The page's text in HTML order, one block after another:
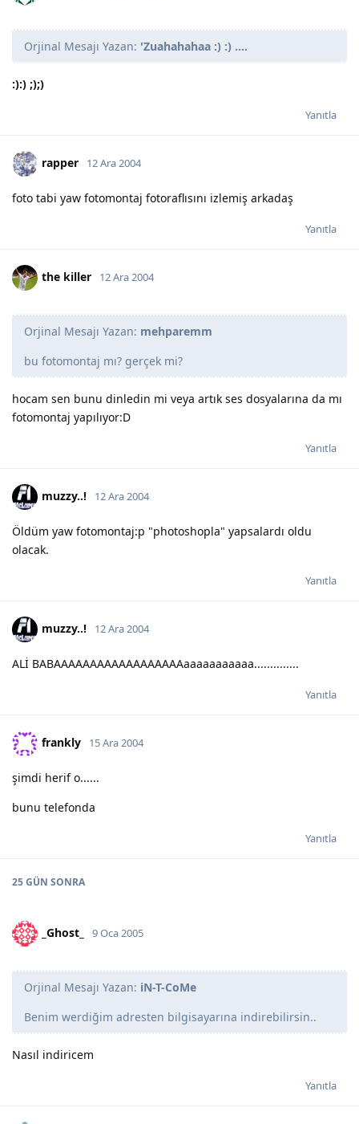
Orjinal Mesajı Yazan: 'Zuahahahaa :) :) ....
:):) ;);)
Yanıtla
rapper 12 Ara 2004
foto tabi yaw fotomontaj fotoraflısını izlemiş arkadaş
Yanıtla
the killer 12 Ara 2004
Orjinal Mesajı Yazan: mehparemm
bu fotomontaj mı? gerçek mi?
hocam sen bunu dinledin mi veya artık ses dosyalarına da mı
fotomontaj yapılıyor:D
Yanıtla
muzzy..! 12 Ara 2004
Öldüm yaw fotomontaj:p "photoshopla" yapsalardı oldu
olacak.
Yanıtla
muzzy..! 12 Ara 2004
ALİ BABAAAAAAAAAAAAAAAAAAaaaaaaaaaaa..............
Yanıtla
frankly 15 Ara 2004
şimdi herif o......
bunu telefonda
Yanıtla
25 GÜN SONRA
_Ghost_ 9 Oca 2005
Orjinal Mesajı Yazan: iN-T-CoMe
Benim werdiğim adresten bilgisayarına indirebilirsin..
Nasıl indiricem
Yanıtla